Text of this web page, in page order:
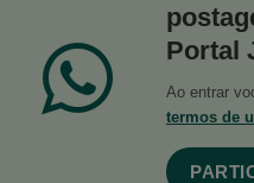
Portal
Ao entrar
termos de